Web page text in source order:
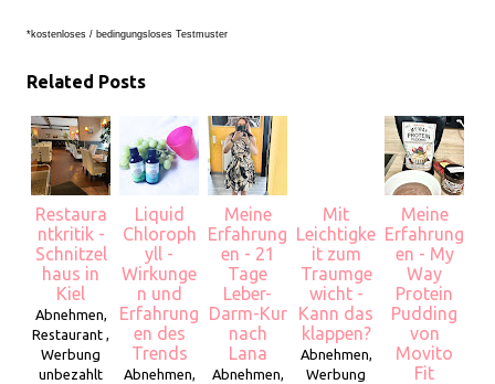
*kostenloses / bedingungsloses Testmuster
Related Posts
Restaura
ntkritik -
Schnitzel
haus in
Kiel
Abnehmen,
Restaurant ,
Werbung
unbezahlt
Liquid
Chloroph
yll -
Wirkunge
n und
Erfahrung
en des
Trends
Abnehmen,
Meine
Erfahrung
en - 21
Tage
Leber-
Darm-Kur
nach
Lana
Abnehmen,
Mit
Leichtigke
it zum
Traumge
wicht -
Kann das
klappen?
Abnehmen,
Werbung
Meine
Erfahrung
en - My
Way
Protein
Pudding
von
Movito
Fit